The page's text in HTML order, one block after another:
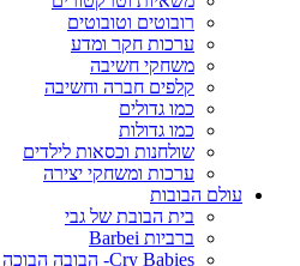
רובוטים וטובוטים
ערכות חקר ומדע
משחקי חשיבה
קלפים חברה וחשיבה
כמו גדולים
כמו גדולות
שולחנות וכסאות לילדים
ערכות ומשחקי יצירה
עולם הבובות
בית הבובת של גבי
ברביות Barbei
Cry Babies- הבובה הבוכה